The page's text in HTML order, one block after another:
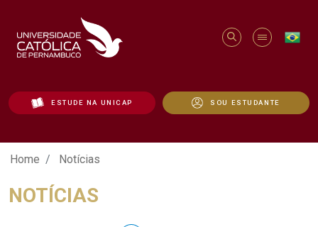
ESTUDE NA UNICAP SOU ESTUDANTE
Notícias - Unicap
Home Notícias
NOTÍCIAS